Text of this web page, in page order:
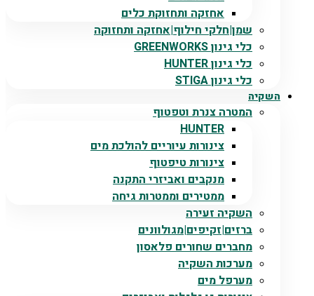
אחזקה ותחזוקת כלים
שמן|חלקי חילוף|אחזקה ותחזוקה
כלי גינון GREENWORKS
כלי גינון HUNTER
כלי גינון STIGA
השקיה
המטרה צנרת וטפטוף
HUNTER
צינורות עיוריים להולכת מים
צינורות טיפטוף
מנקבים ואביזרי התקנה
ממטירים וממטרות גיחה
השקיה זעירה
ברזים|זקיפים|מגולוונים
מחברים שחורים פלאסון
מערכות השקיה
מערפל מים